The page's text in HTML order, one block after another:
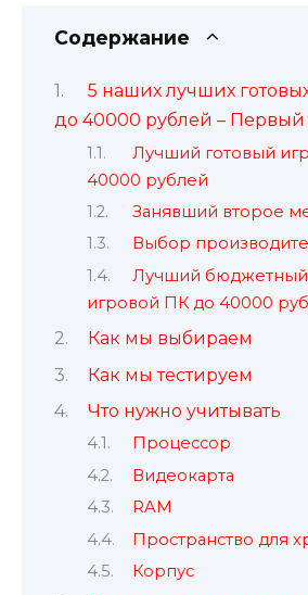
Содержание
5 наших лучших
до 40000 рублей – Первый
Лучший готовый
40000 рублей
Занявший второе
Выбор
Лучший бюджетный
игровой ПК до 40000
Как мы выбираем
Как мы тестируем
Что нужно учитывать
Процессор
Видеокарта
RAM
Пространство для
Корпус